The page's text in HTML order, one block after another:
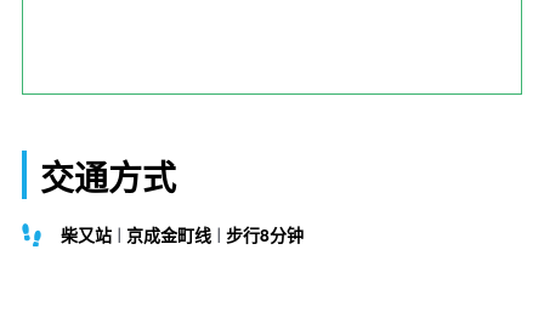
交通方式
柴又站 京成金町线 步行8分钟